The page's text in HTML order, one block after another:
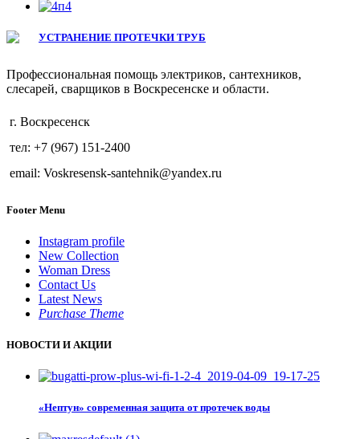
УСТРАНЕНИЕ ПРОТЕЧКИ ТРУБ
Профессиональная помощь электриков, сантехников,
слесарей, сварщиков в Воскресенске и области.
г. Воскресенск
тел: +7 (967) 151-2400
email: Voskresensk-santehnik@yandex.ru
Footer Menu
Instagram profile
New Collection
Woman Dress
Contact Us
Latest News
Purchase Theme
НОВОСТИ И АКЦИИ
«Нептун» современная защита от протечек воды